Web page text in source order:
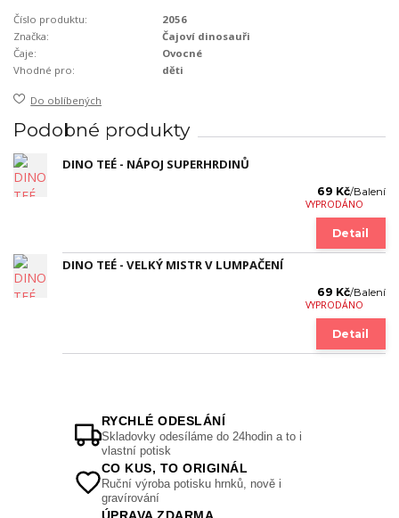
Číslo produktu:
2056
Značka:
Čajoví dinosauři
Čaje:
Ovocné
Vhodné pro:
děti
Do oblíbených
Podobné produkty
DINO TEÉ - NÁPOJ SUPERHRDINŮ
69 Kč/Balení
VYPRODÁNO
Detail
DINO TEÉ - VELKÝ MISTR V LUMPAČENÍ
69 Kč/Balení
VYPRODÁNO
Detail
RYCHLÉ ODESLÁNÍ
Skladovky odesíláme do 24hodin a to i
vlastní potisk
CO KUS, TO ORIGINÁL
Ruční výroba potisku hrnků, nově i
gravírování